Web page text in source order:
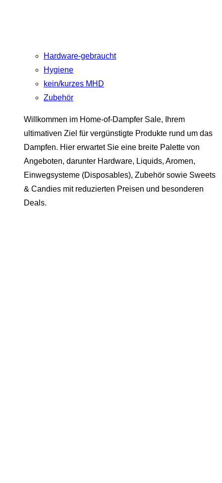
Hardware-gebraucht
Hygiene
kein/kurzes MHD
Zubehör
Willkommen im Home-of-Dampfer Sale, Ihrem
ultimativen Ziel für vergünstigte Produkte rund um das
Dampfen. Hier erwartet Sie eine breite Palette von
Angeboten, darunter Hardware, Liquids, Aromen,
Einwegsysteme (Disposables), Zubehör sowie Sweets
& Candies mit reduzierten Preisen und besonderen
Deals.